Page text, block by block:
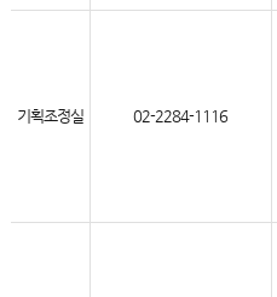
기획조정실 02-2284-1116